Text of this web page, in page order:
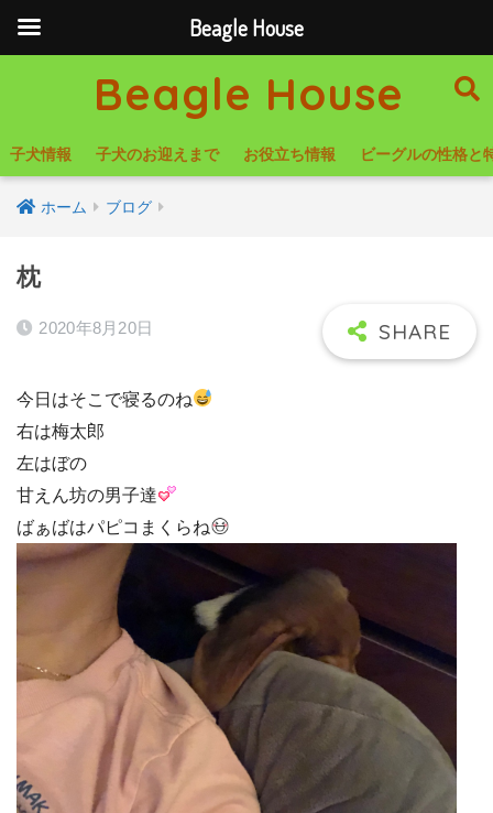
Beagle House
子犬情報 子犬のお迎えまで お役立ち情報 ビーグルの性格と
ホーム ブログ
枕
2020年8月20日
今日はそこで寝るのね
右は梅太郎
左はぼの
甘えん坊の男子達
ばぁばはパピコまくらね
Beagle House